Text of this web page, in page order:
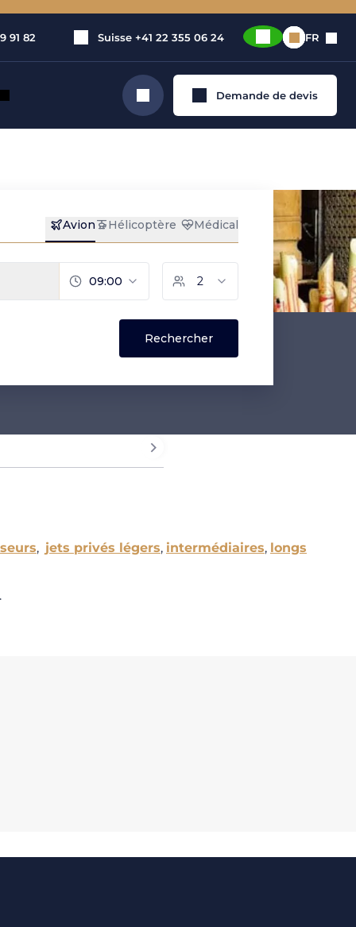
91 82 Suisse +41 22 355 06 24 FR
Rechercher Demande de devis
, jets privés légers, intermédiaires, longs
.